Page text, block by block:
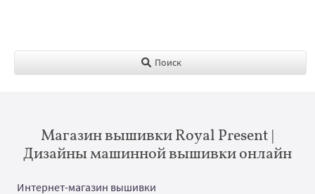
Поиск
Магазин вышивки Royal Present |
Дизайны машинной вышивки онлайн
Интернет-магазин вышивки